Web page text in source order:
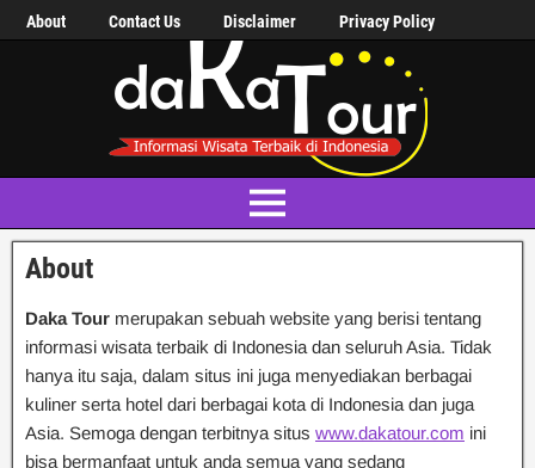
About Contact Us Disclaimer Privacy Policy
About
Daka Tour merupakan sebuah website yang berisi tentang
informasi wisata terbaik di Indonesia dan seluruh Asia. Tidak
hanya itu saja, dalam situs ini juga menyediakan berbagai
kuliner serta hotel dari berbagai kota di Indonesia dan juga
Asia. Semoga dengan terbitnya situs www.dakatour.com ini
bisa bermanfaat untuk anda semua yang sedang